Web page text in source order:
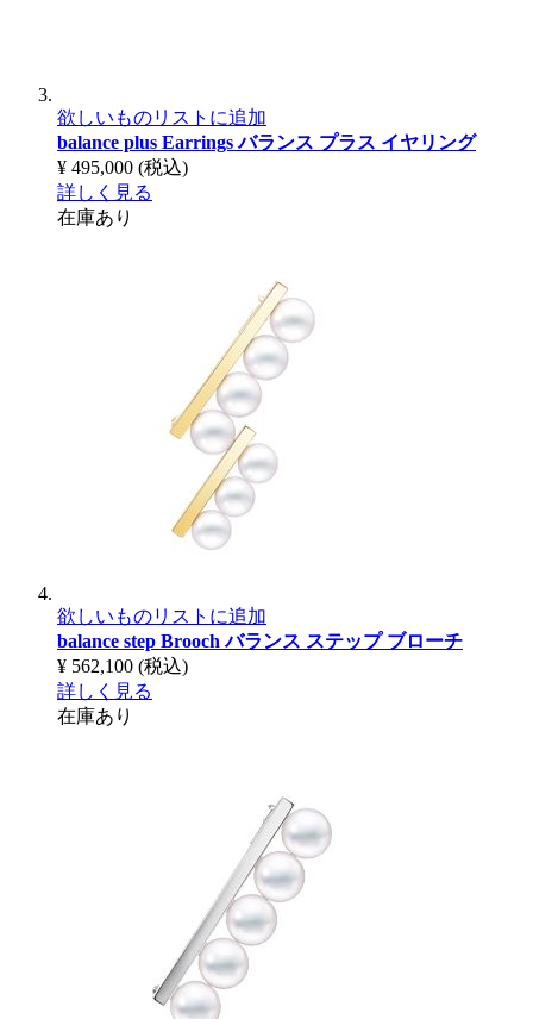
欲しいものリストに追加
balance plus Earringsバランス プラス イヤリング
¥ 495,000 (税込)
詳しく見る
在庫あり
欲しいものリストに追加
balance step Broochバランス ステップ ブローチ
¥ 562,100 (税込)
詳しく見る
在庫あり